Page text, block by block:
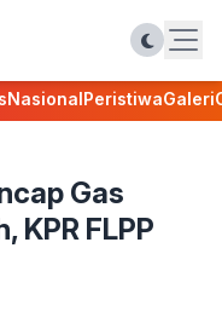
NasionalPeristiwaGaleri
Gas
KPR FLPP